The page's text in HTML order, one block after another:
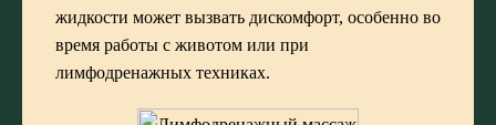
жидкости может вызвать дискомфорт, особенно во
время работы с животом или при
лимфодренажных техниках.